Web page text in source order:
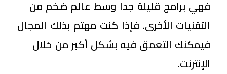
فهي برامج قليلة جداً وسط عالم ضخم من
التقنيات الأخرى. فإذا كنت مهتم بذلك المجال
فيمكنك التعمق فيه بشكل أكبر من خلال
الإنترنت.